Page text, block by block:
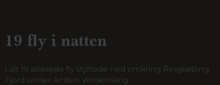
19 fly i natten
I alt 19 allierede fly styrtede ned omkring Ringkøbing
Fjord under Anden Verdenskrig.